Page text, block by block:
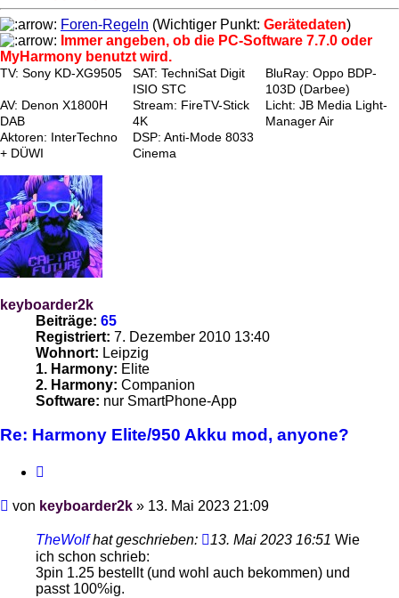
Foren-Regeln (Wichtiger Punkt: Gerätedaten)
Immer angeben, ob die PC-Software 7.7.0 oder
MyHarmony benutzt wird.
TV: Sony KD-XG9505
SAT: TechniSat Digit
ISIO STC
BluRay: Oppo BDP-
103D (Darbee)
AV: Denon X1800H
DAB
Stream: FireTV-Stick
4K
Licht: JB Media Light-
Manager Air
Aktoren: InterTechno
+ DÜWI
DSP: Anti-Mode 8033
Cinema
keyboarder2k
Beiträge: 65
Registriert: 7. Dezember 2010 13:40
Wohnort: Leipzig
1. Harmony: Elite
2. Harmony: Companion
Software: nur SmartPhone-App
Re: Harmony Elite/950 Akku mod, anyone?
Beitrag
von keyboarder2k » 13. Mai 2023 21:09
TheWolfhat geschrieben: 13. Mai 2023 16:51 Wie
ich schon schrieb:
3pin 1.25 bestellt (und wohl auch bekommen) und
passt 100%ig.